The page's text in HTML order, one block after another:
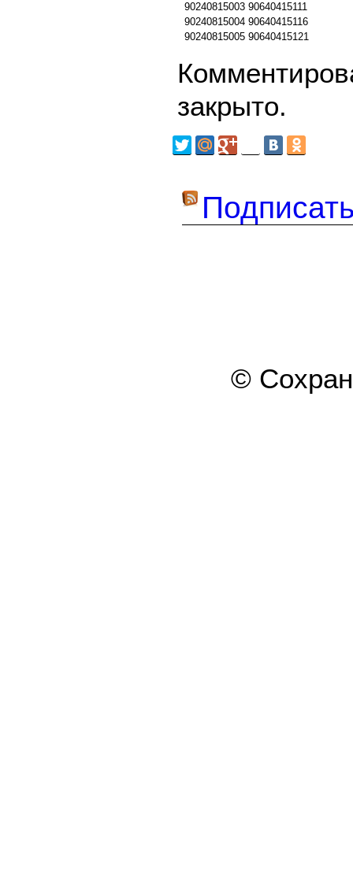
90240815003 90640415111
90240815004 90640415116
90240815005 90640415121
закрыто.
©